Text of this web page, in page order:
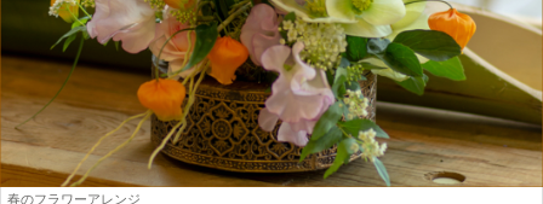
春のフラワーアレンジ